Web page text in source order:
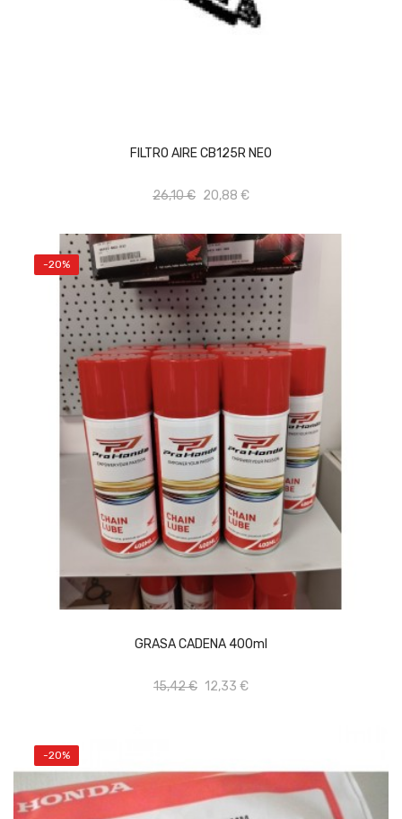
FILTRO AIRE CB125R NEO
26,10 € 20,88 €
-20%
GRASA CADENA 400ml
15,42 € 12,33 €
AÑADIR AL CARRITO
-20%